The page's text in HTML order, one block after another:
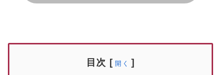
目次 [ 開く ]